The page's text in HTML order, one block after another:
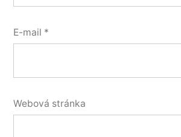
E-mail *
Webová stránka